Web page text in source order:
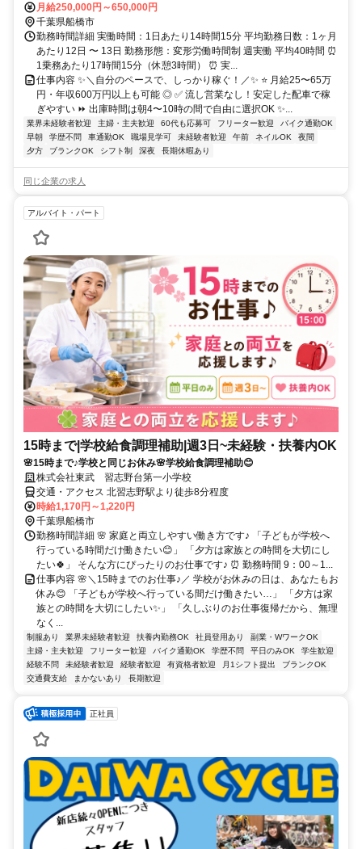
月給250,000円～650,000円
千葉県船橋市
勤務時間詳細 実働時間：1日あたり14時間15分 平均勤務日数：1ヶ月
あたり12日 〜 13日 勤務形態：変形労働時間制 週実働 平均40時間 ⏰
1乗務あたり17時間15分（休憩3時間） ⏰ 実...
仕事内容 ✨＼自分のペースで、しっかり稼ぐ！／✨ ⭐ 月給25〜65万
円・年収600万円以上も可能 ◎ ✅ 流し営業なし！安定した配車で稼
ぎやすい ⏩ 出庫時間は朝4〜10時の間で自由に選択OK ✨...
業界未経験者歓迎 主婦・主夫歓迎 60代も応募可 フリーター歓迎
バイク通勤OK
早朝
学歴不問 車通勤OK 職場見学可 未経験者歓迎 午前 ネイルOK
夜間
夕方
ブランクOK シフト制 深夜 長期休暇あり
同じ企業の求人
アルバイト・パート
15時まで|学校給食調理補助|週3日~未経験・扶養内OK
🌸15時まで♪学校と同じお休み🌸学校給食調理補助😊
株式会社東武 習志野台第一小学校
交通・アクセス 北習志野駅より徒歩8分程度
時給1,170円～1,220円
千葉県船橋市
勤務時間詳細 🌸 家庭と両立しやすい働き方です♪ 「子どもが学校へ
行っている時間だけ働きたい😊」 「夕方は家族との時間を大切にし
たい🍀」 そんな方にぴったりのお仕事です♪ ⏰ 勤務時間 9：00～1...
仕事内容 🌸＼15時までのお仕事♪／ 学校がお休みの日は、あなたもお
休み😊 「子どもが学校へ行っている間だけ働きたい…」 「夕方は家
族との時間を大切にしたい✨」 「久しぶりのお仕事復帰だから、無理
なく...
制服あり 業界未経験者歓迎 扶養内勤務OK 社員登用あり
副業・WワークOK
主婦・主夫歓迎
フリーター歓迎 バイク通勤OK 学歴不問 平日のみOK
学生歓迎
経験不問
未経験者歓迎 経験者歓迎 有資格者歓迎 月1シフト提出
ブランクOK
交通費支給
まかないあり 長期歓迎
正社員